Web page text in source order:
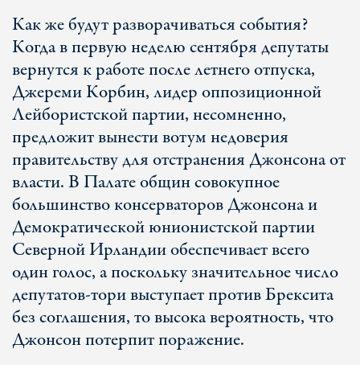
Как же будут разворачиваться события?
Когда в первую неделю сентября депутаты
вернутся к работе после летнего отпуска,
Джереми Корбин, лидер оппозиционной
Лейбористской партии, несомненно,
предложит вынести вотум недоверия
правительству для отстранения Джонсона от
власти. В Палате общин совокупное
большинство консерваторов Джонсона и
Демократической юнионистской партии
Северной Ирландии обеспечивает всего
один голос, а поскольку значительное число
депутатов-тори выступает против Брексита
без соглашения, то высока вероятность, что
Джонсон потерпит поражение.